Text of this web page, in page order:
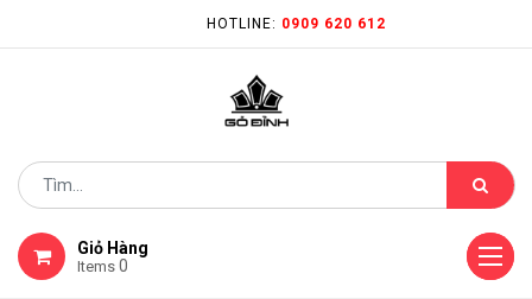
HOTLINE: 0909 620 612
Giỏ Hàng
Items 0